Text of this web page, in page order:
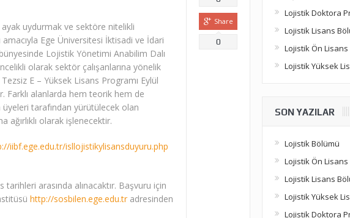
uydurmak ve sektöre nitelikli
amacıyla Ege Üniversitesi İktisadi ve İdari
Lojistik Yönetimi Anabilim Dalı
olarak sektör çalışanlarına yönelik
E – Yüksek Lisans Programı Eylül
Farklı alanlarda hem teorik hem de
tarafından yürütülecek olan
olarak işlenecektir.
iibf.ege.edu.tr/isllojistikylisansduyuru.php
arasında alınacaktır. Başvuru için
http://sosbilen.ege.edu.tr adresinden
Share
0
Lojistik Doktora
Lojistik Lisans
Lojistik Ön
Lojistik Yüksek
SON YAZILAR
Lojistik Bölümü
Lojistik Ön
Lojistik Lisans
Lojistik Yüksek
Lojistik Doktora